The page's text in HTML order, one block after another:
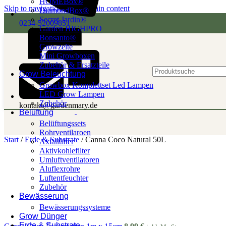
Skip to navigationSkip to main content
0234-52009851
kontakt@gardenmary.de
DiamondBox®
Secret Jardin®
Garden HIGHPRO
Bonsanto®
Growzelte
Mini Growboxen
Zubehör & Ersatzteile
Grow Beleuchtung
Growbox Komplettset Led Lampen
LED Grow Lampen
Zubehör
Belüftung
Belüftungssets
Rohrventilaroen
Axiallüfter
Aktivkohlefilter
Umluftventilatoren
Aluflexrohre
Luftentfeuchter
Zubehör
Bewässerung
Bewässerungssysteme
Grow Dünger
Start / Erde & Substrate / Canna Coco Natural 50L